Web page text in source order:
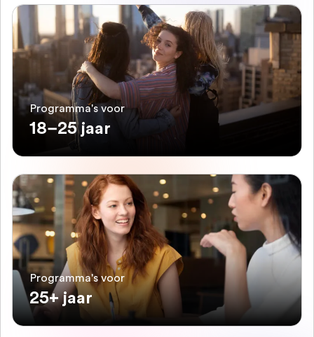
Programma's voor
18–25 jaar
Programma's voor
25+ jaar